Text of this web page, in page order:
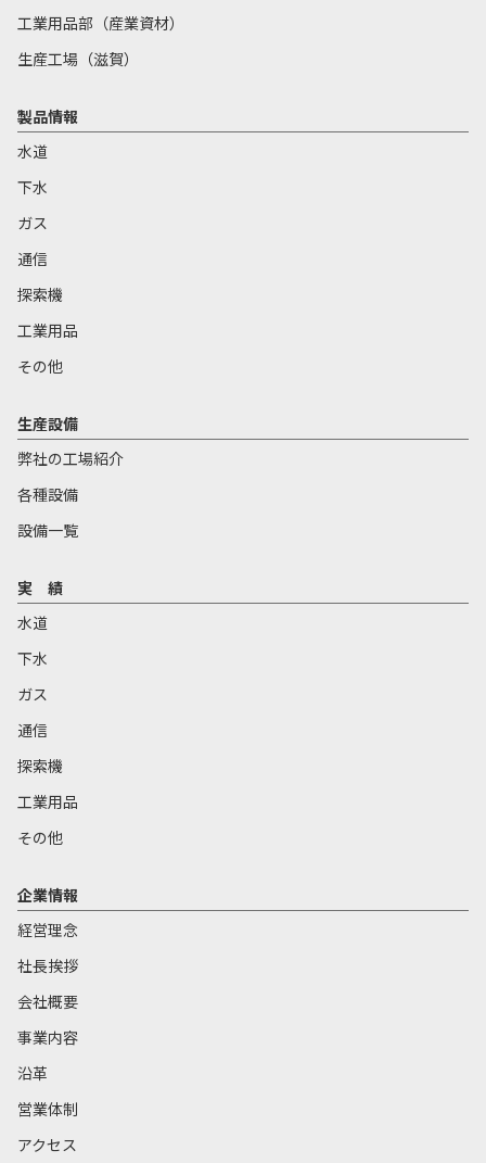
工業用品部（産業資材）
生産工場（滋賀）
製品情報
水道
下水
ガス
通信
探索機
工業用品
その他
生産設備
弊社の工場紹介
各種設備
設備一覧
実 績
水道
下水
ガス
通信
探索機
工業用品
その他
企業情報
経営理念
社長挨拶
会社概要
事業内容
沿革
営業体制
アクセス